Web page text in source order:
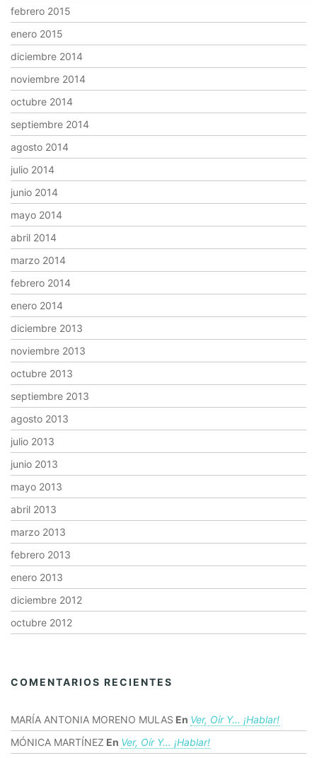
febrero 2015
enero 2015
diciembre 2014
noviembre 2014
octubre 2014
septiembre 2014
agosto 2014
julio 2014
junio 2014
mayo 2014
abril 2014
marzo 2014
febrero 2014
enero 2014
diciembre 2013
noviembre 2013
octubre 2013
septiembre 2013
agosto 2013
julio 2013
junio 2013
mayo 2013
abril 2013
marzo 2013
febrero 2013
enero 2013
diciembre 2012
octubre 2012
COMENTARIOS RECIENTES
MARÍA ANTONIA MORENO MULAS En Ver, Oír Y… ¡hablar!
MÓNICA MARTÍNEZ En Ver, Oír Y… ¡hablar!